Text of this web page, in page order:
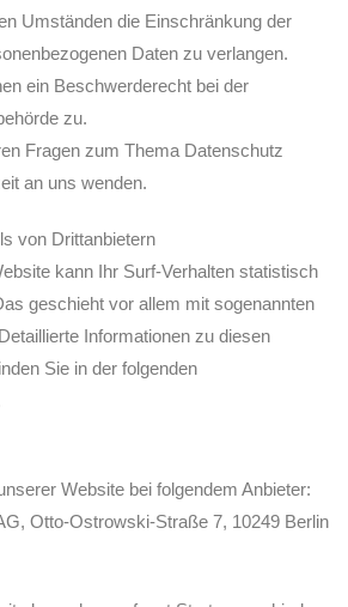
Umständen die Einschränkung der
Daten zu verlangen.
ein Beschwerderecht bei der
zu.
Fragen zum Thema Datenschutz
an uns wenden.
von Drittanbietern
kann Ihr Surf-Verhalten statistisch
geschieht vor allem mit sogenannten
Informationen zu diesen
Sie in der folgenden
Website bei folgendem Anbieter:
Otto-Ostrowski-Straße 7, 10249 Berlin